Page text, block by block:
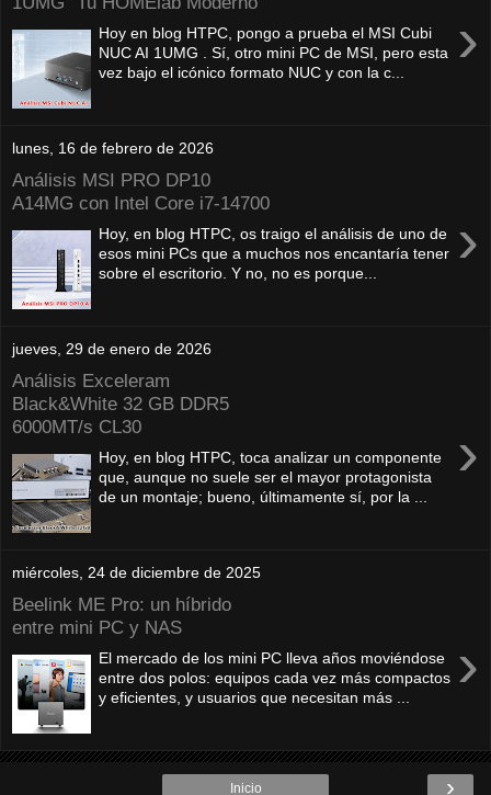
›
Hoy en blog HTPC, pongo a prueba el MSI Cubi
NUC AI 1UMG . Sí, otro mini PC de MSI, pero esta
vez bajo el icónico formato NUC y con la c...
lunes, 16 de febrero de 2026
Análisis MSI PRO DP10
A14MG con Intel Core i7-14700
›
Hoy, en blog HTPC, os traigo el análisis de uno de
esos mini PCs que a muchos nos encantaría tener
sobre el escritorio. Y no, no es porque...
jueves, 29 de enero de 2026
Análisis Exceleram
Black&White 32 GB DDR5
6000MT/s CL30
›
Hoy, en blog HTPC, toca analizar un componente
que, aunque no suele ser el mayor protagonista
de un montaje; bueno, últimamente sí, por la ...
miércoles, 24 de diciembre de 2025
Beelink ME Pro: un híbrido
entre mini PC y NAS
›
El mercado de los mini PC lleva años moviéndose
entre dos polos: equipos cada vez más compactos
y eficientes, y usuarios que necesitan más ...
›
Inicio